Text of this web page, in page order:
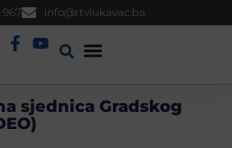
967 info@rtvlukavac.ba
sjednica Gradskog